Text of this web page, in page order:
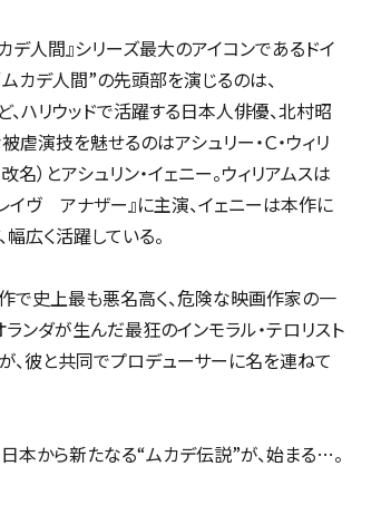
デ人間』シリーズ最大のアイコンであるドイ
カデ人間”の先頭部を演じるのは、
、ハリウッドで活躍する日本人俳優、北村昭
演技を魅せるのはアシュリー・Ｃ・ウィリ
名）とアシュリン・イェニー。ウィリアムスは
レイヴ アナザー』に主演、イェニーは本作に
広く活躍している。
で史上最も悪名高く、危険な映画作家の一
ンダが生んだ最狂のインモラル・テロリスト
が、彼と共同でプロデューサーに名を連ねて
本から新たなる“ムカデ伝説”が、始まる…。